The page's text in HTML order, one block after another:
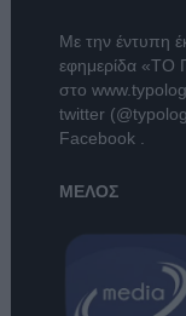
Με την έντυπη
εφημερίδα «ΤΟ
στο
twitter
Facebook .
ΜΕΛΟΣ